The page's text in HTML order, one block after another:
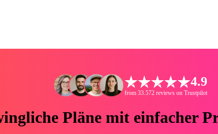
4.9
from 33.572 reviews on Trustpilot
Pläne mit einfacher